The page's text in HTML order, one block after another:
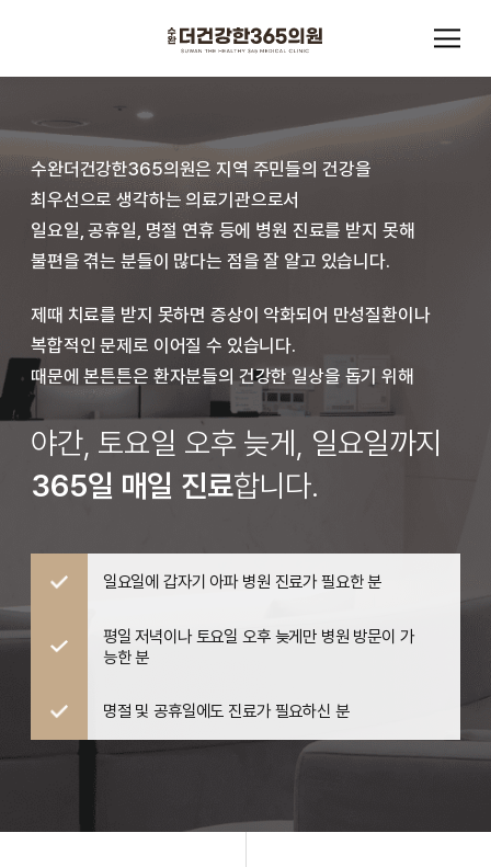
수완더건강한365의원은 지역 주민들의 건강을
최우선으로 생각하는 의료기관으로서
일요일, 공휴일, 명절 연휴 등에 병원 진료를 받지 못해
불편을 겪는 분들이 많다는 점을 잘 알고 있습니다.
제때 치료를 받지 못하면 증상이 악화되어 만성질환이나
복합적인 문제로 이어질 수 있습니다.
때문에 본튼튼은 환자분들의 건강한 일상을 돕기 위해
야간, 토요일 오후 늦게, 일요일까지
365일 매일 진료합니다.
일요일에 갑자기 아파 병원 진료가 필요한 분
평일 저녁이나 토요일 오후 늦게만 병원 방문이 가
능한 분
명절 및 공휴일에도 진료가 필요하신 분